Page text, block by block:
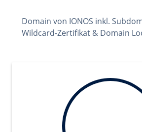
Domain von IONOS inkl.
Wildcard-Zertifikat & Domain